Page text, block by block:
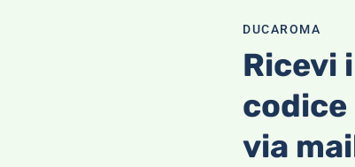
DUCAROMA
Ricevi
via